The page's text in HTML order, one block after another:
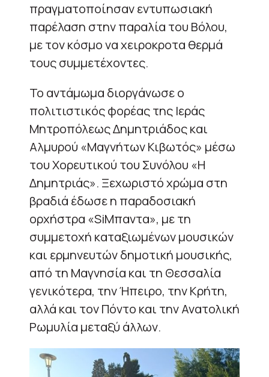
πραγματοποίησαν εντυπωσιακή
παρέλαση στην παραλία του Βόλου,
με τον κόσμο να χειροκροτα θερμά
τους συμμετέχοντες.
Το αντάμωμα διοργάνωσε ο
πολιτιστικός φορέας της Ιεράς
Μητροπόλεως Δημητριάδος και
Αλμυρού «Μαγνήτων Κιβωτός» μέσω
του Χορευτικού του Συνόλου «Η
Δημητριάς». Ξεχωριστό χρώμα στη
βραδιά έδωσε η παραδοσιακή
ορχήστρα «SiΜπαντα», με τη
συμμετοχή καταξιωμένων μουσικών
και ερμηνευτών δημοτική μουσικής,
από τη Μαγνησία και τη Θεσσαλία
γενικότερα, την Ήπειρο, την Κρήτη,
αλλά και τον Πόντο και την Ανατολική
Ρωμυλία μεταξύ άλλων.